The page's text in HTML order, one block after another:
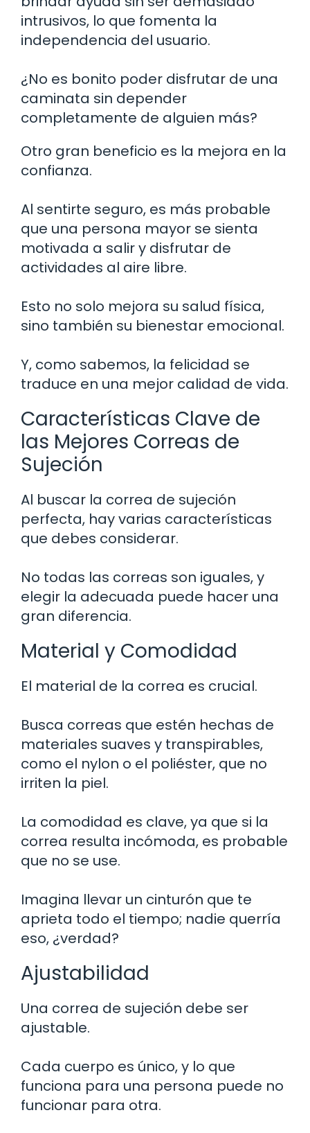
intrusivos, lo que fomenta la
independencia del usuario.
¿No es bonito poder disfrutar de una
caminata sin depender
completamente de alguien más?
Otro gran beneficio es la mejora en la
confianza.
Al sentirte seguro, es más probable
que una persona mayor se sienta
motivada a salir y disfrutar de
actividades al aire libre.
Esto no solo mejora su salud física,
sino también su bienestar emocional.
Y, como sabemos, la felicidad se
traduce en una mejor calidad de vida.
Características Clave de
las Mejores Correas de
Sujeción
Al buscar la correa de sujeción
perfecta, hay varias características
que debes considerar.
No todas las correas son iguales, y
elegir la adecuada puede hacer una
gran diferencia.
Material y Comodidad
El material de la correa es crucial.
Busca correas que estén hechas de
materiales suaves y transpirables,
como el nylon o el poliéster, que no
irriten la piel.
La comodidad es clave, ya que si la
correa resulta incómoda, es probable
que no se use.
Imagina llevar un cinturón que te
aprieta todo el tiempo; nadie querría
eso, ¿verdad?
Ajustabilidad
Una correa de sujeción debe ser
ajustable.
Cada cuerpo es único, y lo que
funciona para una persona puede no
funcionar para otra.